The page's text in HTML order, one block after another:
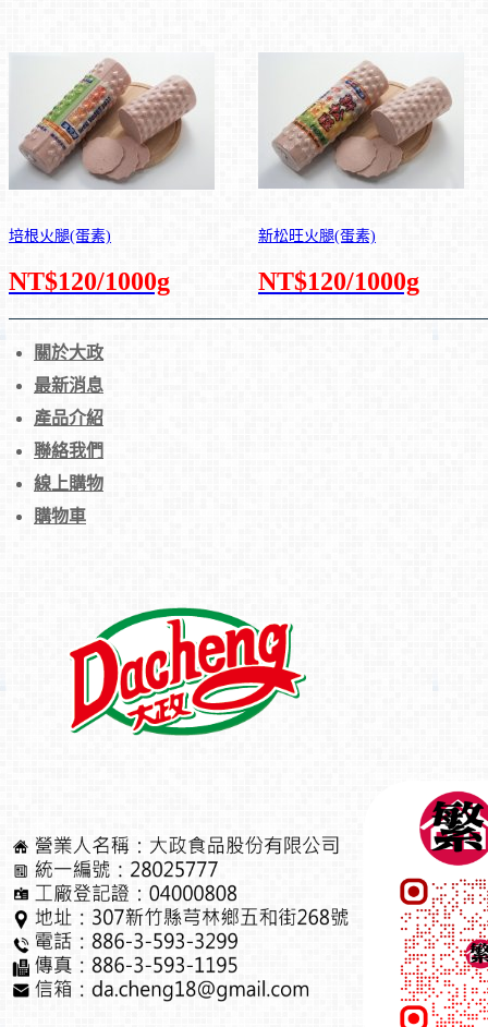
培根火腿(蛋素)
NT$120/1000g
新松旺火腿(蛋素)
NT$120/1000g
關於大政
最新消息
產品介紹
聯絡我們
線上購物
購物車